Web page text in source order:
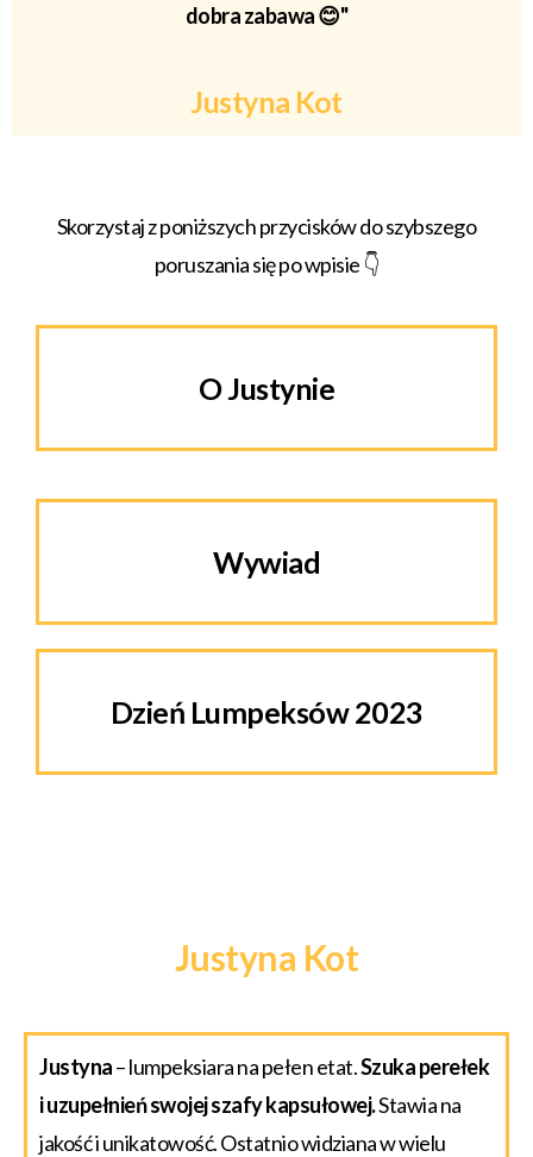
dobra zabawa 😊"
Justyna Kot
Skorzystaj z poniższych przycisków do szybszego
poruszania się po wpisie 👇
O Justynie
Wywiad
Dzień Lumpeksów 2023
Justyna Kot
Justyna– lumpeksiara na pełen etat.Szuka perełek
i uzupełnień swojej szafy kapsułowej.Stawia na
jakość i unikatowość. Ostatnio widziana w wielu